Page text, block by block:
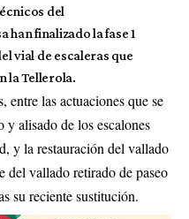
del
han finalizado la fase 1
vial de escaleras que
la Tellerola.
entre las actuaciones que se
y alisado de los escalones
y la restauración del vallado
del vallado retirado de paseo
su reciente sustitución.